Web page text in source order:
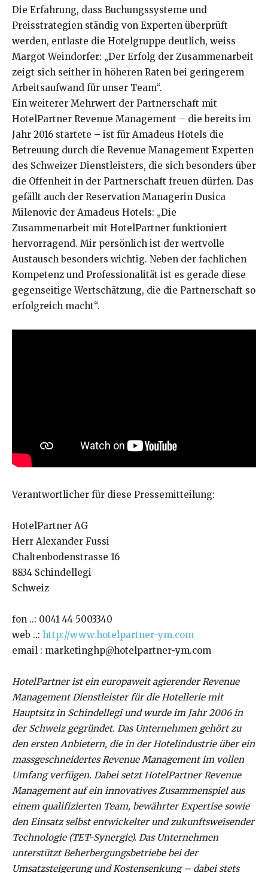
Die Erfahrung, dass Buchungssysteme und
Preisstrategien ständig von Experten überprüft
werden, entlaste die Hotelgruppe deutlich, weiss
Margot Weindorfer: „Der Erfolg der Zusammenarbeit
zeigt sich seither in höheren Raten bei geringerem
Arbeitsaufwand für unser Team“.
Ein weiterer Mehrwert der Partnerschaft mit
HotelPartner Revenue Management – die bereits im
Jahr 2016 startete – ist für Amadeus Hotels die
Betreuung durch die Revenue Management Experten
des Schweizer Dienstleisters, die sich besonders über
die Offenheit in der Partnerschaft freuen dürfen. Das
gefällt auch der Reservation Managerin Dusica
Milenovic der Amadeus Hotels: „Die
Zusammenarbeit mit HotelPartner funktioniert
hervorragend. Mir persönlich ist der wertvolle
Austausch besonders wichtig. Neben der fachlichen
Kompetenz und Professionalität ist es gerade diese
gegenseitige Wertschätzung, die die Partnerschaft so
erfolgreich macht“.
Verantwortlicher für diese Pressemitteilung:
HotelPartner AG
Herr Alexander Fussi
Chaltenbodenstrasse 16
8834 Schindellegi
Schweiz
fon ..: 0041 44 5003340
web ..: http://www.hotelpartner-ym.com
email : marketinghp@hotelpartner-ym.com
HotelPartner ist ein europaweit agierender Revenue
Management Dienstleister für die Hotellerie mit
Hauptsitz in Schindellegi und wurde im Jahr 2006 in
der Schweiz gegründet. Das Unternehmen gehört zu
den ersten Anbietern, die in der Hotelindustrie über ein
massgeschneidertes Revenue Management im vollen
Umfang verfügen. Dabei setzt HotelPartner Revenue
Management auf ein innovatives Zusammenspiel aus
einem qualifizierten Team, bewährter Expertise sowie
den Einsatz selbst entwickelter und zukunftsweisender
Technologie (TET-Synergie). Das Unternehmen
unterstützt Beherbergungsbetriebe bei der
Umsatzsteigerung und Kostensenkung – dabei stets